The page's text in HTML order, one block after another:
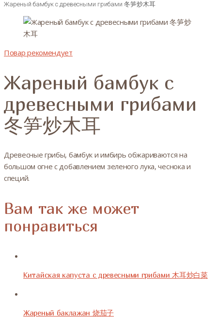
Жареный бамбук с древесными грибами 冬笋炒木耳
Повар рекомендует
Жареный бамбук с
древесными грибами
冬笋炒木耳
Древесные грибы, бамбук и имбирь обжариваются на
большом огне с добавлением зеленого лука, чеснока и
специй.
Вам так же может
понравиться
Китайская капуста с древесными грибами 木耳炒白菜
Жареный баклажан 烧茄子